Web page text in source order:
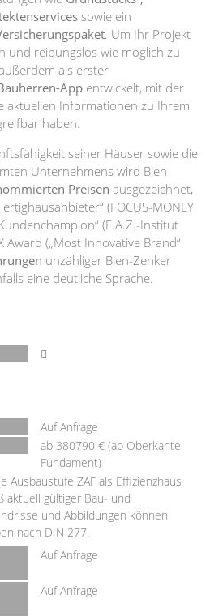
sowie ein
. Um Ihr Projekt
und reibungslos wie möglich zu
als erster
App entwickelt, mit der
aktuellen Informationen zu Ihrem
haben.
seiner Häuser sowie die
Unternehmens wird Bien-
Preisen ausgezeichnet,
(FOCUS-MONEY
(F.A.Z.-Institut
(„Most Innovative Brand“
unzähliger Bien-Zenker
eine deutliche Sprache.
Auf Anfrage
ab 380790 € (ab Oberkante
Fundament)
Ausbaustufe ZAF als Effizienzhaus
aktuell gültiger Bau- und
und Abbildungen können
nach DIN 277.
Auf Anfrage
Auf Anfrage